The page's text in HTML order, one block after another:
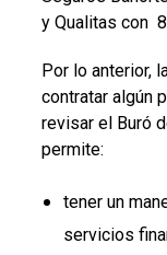
y Qualitas con
Por lo anterior,
contratar algún
revisar el Buró
permite:
tener un
servicios